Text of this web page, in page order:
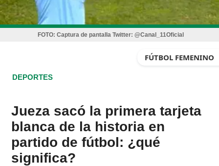
FOTO: Captura de pantalla Twitter: @Canal_11Oficial
FÚTBOL FEMENINO
DEPORTES
Jueza sacó la primera tarjeta
blanca de la historia en
partido de fútbol: ¿qué
significa?